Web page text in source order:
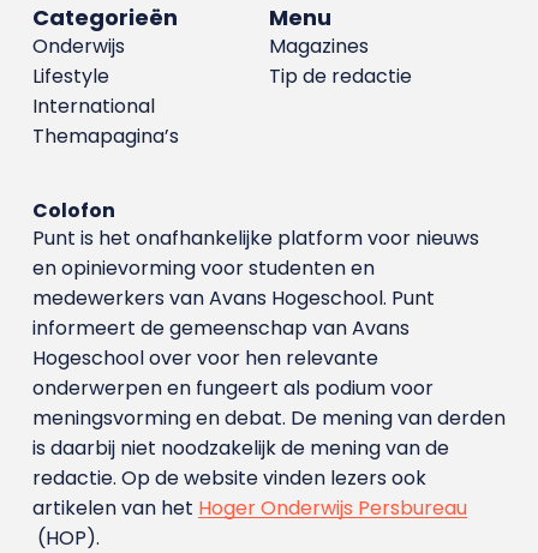
Menu
Magazines
Tip de redactie
Categorieën
Onderwijs
Lifestyle
International
Themapagina’s
Colofon
Punt is het onafhankelijke platform voor nieuws
en opinievorming voor studenten en
medewerkers van Avans Hoge­school. Punt
informeert de gemeenschap van Avans
Hogeschool over voor hen relevante
onderwerpen en fungeert als podium voor
meningsvorming en debat. De mening van derden
is daarbij niet noodzakelijk de mening van de
redactie. Op de website vinden lezers ook
artikelen van het Hoger Onderwijs Persbureau
(HOP).